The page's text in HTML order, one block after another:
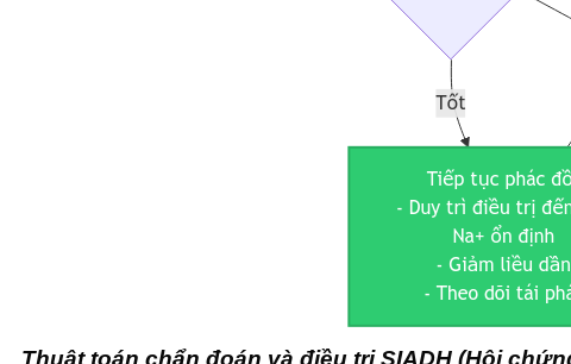
Thuật toán chẩn đoán và điều trị SIADH (Hội